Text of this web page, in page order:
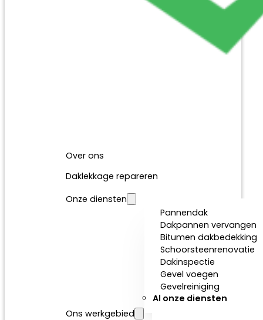
Over ons
Daklekkage repareren
Onze diensten
Pannendak
Dakpannen vervangen
Bitumen dakbedekking
Schoorsteenrenovatie
Dakinspectie
Gevel voegen
Gevelreiniging
Al onze diensten
Ons werkgebied